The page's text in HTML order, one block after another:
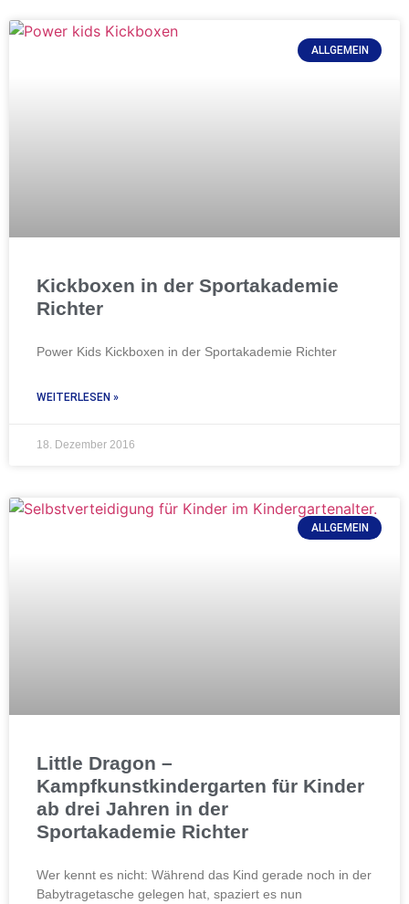
ALLGEMEIN
Kickboxen in der Sportakademie
Richter
Power Kids Kickboxen in der Sportakademie Richter
WEITERLESEN »
18. Dezember 2016
ALLGEMEIN
Little Dragon –
Kampfkunstkindergarten für Kinder
ab drei Jahren in der
Sportakademie Richter
Wer kennt es nicht: Während das Kind gerade noch in der
Babytragetasche gelegen hat, spaziert es nun